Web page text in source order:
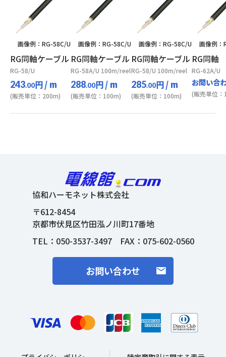
画像例：RG-58C/U
RG同軸ケーブル
RG-58/U
243.00円/ m
(販売単位：200m)
画像例：RG-58C/U
RG同軸ケーブル
RG-58A/U 100m/reel
288.00円/ m
(販売単位：100m)
画像例：RG-58C/U
RG同軸ケーブル
RG-58/U 100m/reel
285.00円/ m
(販売単位：100m)
画像例：
RG同軸
RG-62A/U
お問い合
(販売単位
協和ハーモネット株式会社
〒612-8454
京都市伏見区竹田泓ノ川町17番地
TEL： 050-3537-3497FAX：075-602-0560
お問い合わせ